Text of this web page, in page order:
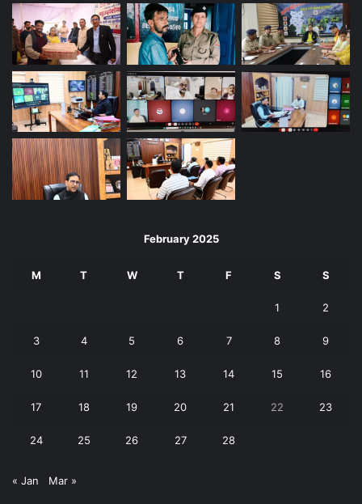
February 2025
M T W T F S S
1 2
3 4 5 6 7 8 9
10 11 12 13 14 15 16
17 18 19 20 21 22 23
24 25 26 27 28
« Jan Mar »